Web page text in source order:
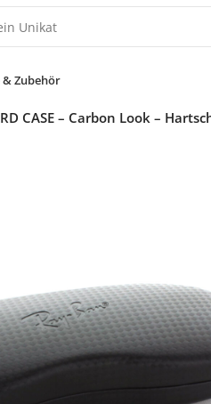
Zubehör
CASE – Carbon Look –